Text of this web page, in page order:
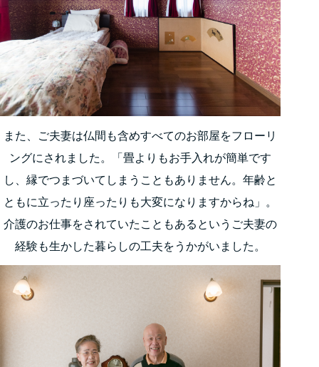
また、ご夫妻は仏間も含めすべてのお部屋をフローリ
ングにされました。「畳よりもお手入れが簡単です
し、縁でつまづいてしまうこともありません。年齢と
ともに立ったり座ったりも大変になりますからね」。
介護のお仕事をされていたこともあるというご夫妻の
経験も生かした暮らしの工夫をうかがいました。